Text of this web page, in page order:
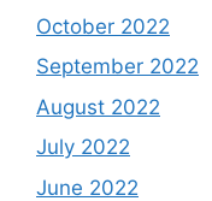
October 2022
September 2022
August 2022
July 2022
June 2022